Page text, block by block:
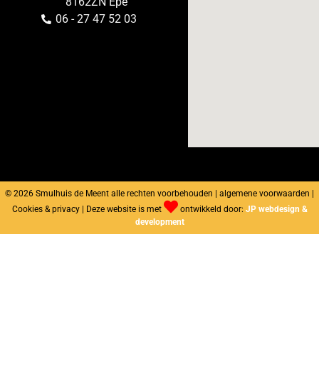
06 - 27 47 52 03
© 2026 Smulhuis de Meent alle rechten voorbehouden | algemene voorwaarden |
Cookies & privacy | Deze website is met
ontwikkeld door: JP webdesign &
development